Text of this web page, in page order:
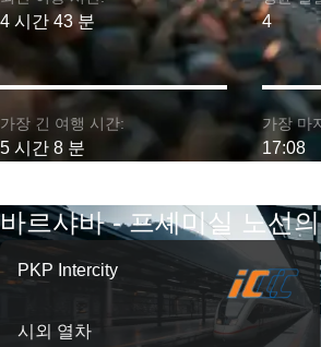
4 시간 43 분
가장 긴 여행 시간:
5 시간 8 분
4
가장 마
17:08
바르샤바 - 프셰미실 노선
PKP Intercity
시외 열차